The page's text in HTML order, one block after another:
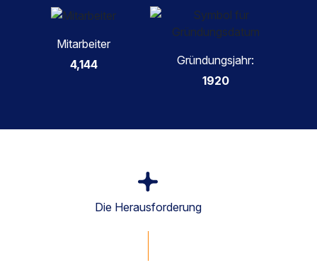
Mitarbeiter
4,144
Gründungsjahr:
1920
Die Herausforderung